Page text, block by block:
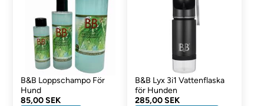
B&B Loppschampo För
Hund
85,00 SEK
B&B Lyx 3i1 Vattenflaska
för Hunden
285,00 SEK